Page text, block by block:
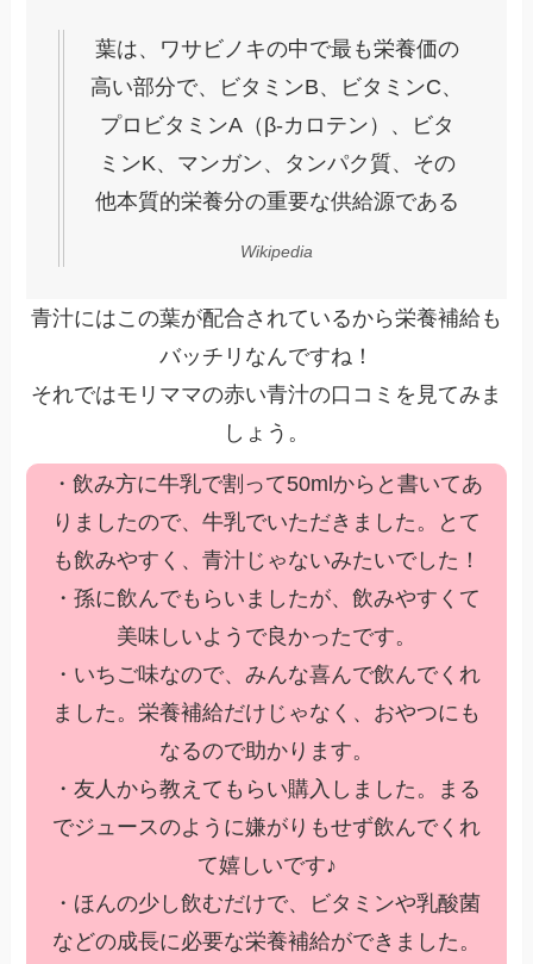
葉は、ワサビノキの中で最も栄養価の
高い部分で、ビタミンB、ビタミンC、
プロビタミンA（β-カロテン）、ビタ
ミンK、マンガン、タンパク質、その
他本質的栄養分の重要な供給源である
Wikipedia
青汁にはこの葉が配合されているから栄養補給も
バッチリなんですね！
それではモリママの赤い青汁の口コミを見てみま
しょう。
・飲み方に牛乳で割って50mlからと書いてあ
りましたので、牛乳でいただきました。とて
も飲みやすく、青汁じゃないみたいでした！
・孫に飲んでもらいましたが、飲みやすくて
美味しいようで良かったです。
・いちご味なので、みんな喜んで飲んでくれ
ました。栄養補給だけじゃなく、おやつにも
なるので助かります。
・友人から教えてもらい購入しました。まる
でジュースのように嫌がりもせず飲んでくれ
て嬉しいです♪
・ほんの少し飲むだけで、ビタミンや乳酸菌
などの成長に必要な栄養補給ができました。